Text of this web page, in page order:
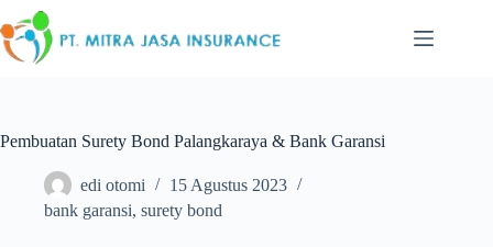
to
content
Pembuatan Surety Bond Palangkaraya & Bank Garansi
edi otomi
15 Agustus 2023
bank garansi, surety bond